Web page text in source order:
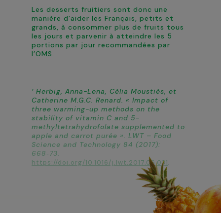
Les desserts fruitiers sont donc une
manière d’aider les Français, petits et
grands, à consommer plus de fruits tous
les jours et parvenir à atteindre les 5
portions par jour recommandées par
l’OMS.
¹ Herbig, Anna-Lena, Célia Moustiés, et
Catherine M.G.C. Renard. « Impact of
three warming-up methods on the
stability of vitamin C and 5-
methyltetrahydrofolate supplemented to
apple and carrot purée ». LWT – Food
Science and Technology 84 (2017):
668‑73.
https://doi.org/10.1016/j.lwt.2017.06.031.